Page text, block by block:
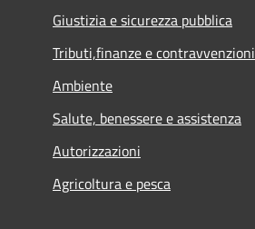
Giustizia e sicurezza pubblica
Tributi,finanze e contravvenzioni
Ambiente
Salute, benessere e assistenza
Autorizzazioni
Agricoltura e pesca